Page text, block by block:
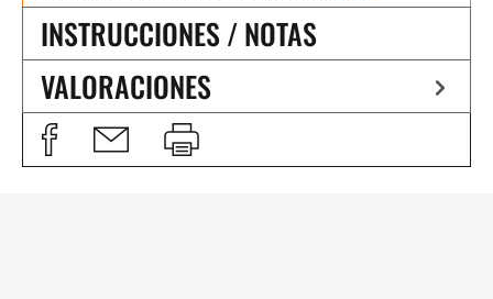
INSTRUCCIONES / NOTAS
VALORACIONES